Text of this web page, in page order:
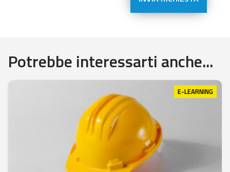
Potrebbe interessarti anche...
E-LEARNING